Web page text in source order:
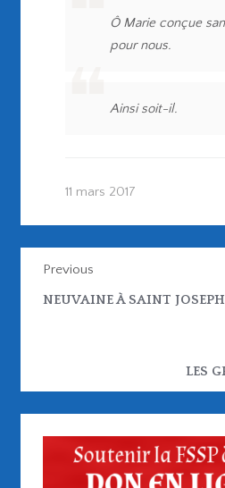
Ô Marie conçue
pour nous.
Ainsi soit-il.
11 mars 2017
Previous
NEUVAINE À SAINT
LES